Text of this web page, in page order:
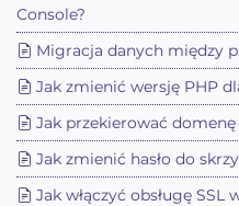
Console?
Migracja danych między
Jak zmienić wersję PHP
Jak przekierować
Jak zmienić hasło do
Jak włączyć obsługę SSL